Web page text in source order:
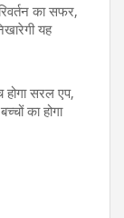
का सफर,
यह
होगा सरल एप,
का होगा